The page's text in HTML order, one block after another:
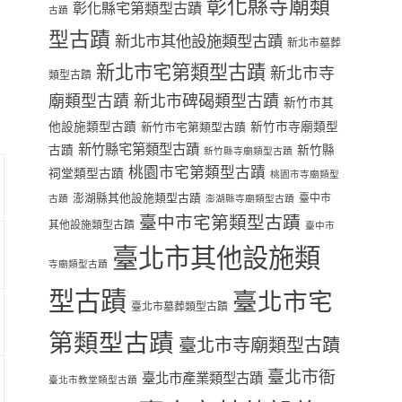
古蹟 彰化縣宅第類型古蹟 彰化縣寺廟類
型古蹟 新北市其他設施類型古蹟 新北市墓葬
類型古蹟 新北市宅第類型古蹟 新北市寺
廟類型古蹟 新北市碑碣類型古蹟 新竹市其
他設施類型古蹟 新竹市宅第類型古蹟 新竹市寺廟類型
古蹟 新竹縣宅第類型古蹟 新竹縣寺廟類型古蹟 新竹縣
祠堂類型古蹟 桃園市宅第類型古蹟 桃園市寺廟類型
古蹟 澎湖縣其他設施類型古蹟 澎湖縣寺廟類型古蹟 臺中市
其他設施類型古蹟 臺中市宅第類型古蹟 臺中市
寺廟類型古蹟 臺北市其他設施類
型古蹟 臺北市墓葬類型古蹟 臺北市宅
第類型古蹟 臺北市寺廟類型古蹟
臺北市教堂類型古蹟 臺北市產業類型古蹟 臺北市衙